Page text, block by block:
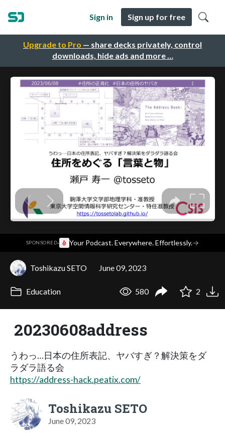
Upgrade to Pro — share decks privately, control
downloads, hide ads and more …
Sign in Sign up for free
SPONSORED· Your Podcast. Everywhere. Effortlessly.→
Toshikazu SETO June 09, 2023
Education 580 2
20230608address
うわっ…日本の住所表記、ヤバすぎ？解決策をダ
ラダラ語る会
https://address-hack.peatix.com/
Toshikazu SETO
June 09, 2023